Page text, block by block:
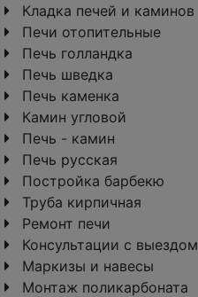
Кладка печей и каминов
Печи отопительные
Печь голландка
Печь шведка
Печь каменка
Камин угловой
Печь - камин
Печь русская
Постройка барбекю
Труба кирпичная
Ремонт печи
Консультации с выездом
Маркизы и навесы
Монтаж поликарбоната